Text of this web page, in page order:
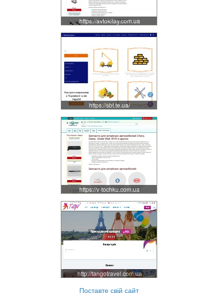
https://avtokitay.com.ua
https://sbt.te.ua/
https://v-tochku.com.ua
http://tangotravel.com.ua
Поставте свій сайт